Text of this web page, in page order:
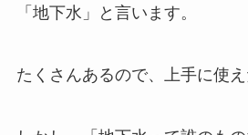
「地下水」と言います。
たくさんあるので、上手に使え